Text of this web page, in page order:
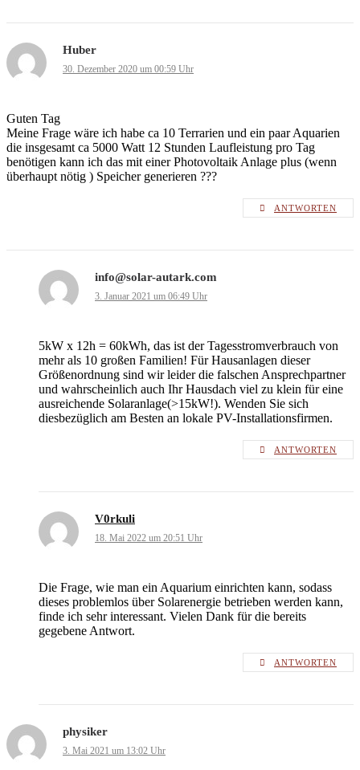
Huber
30. Dezember 2020 um 00:59 Uhr
Guten Tag
Meine Frage wäre ich habe ca 10 Terrarien und ein paar Aquarien
die insgesamt ca 5000 Watt 12 Stunden Laufleistung pro Tag
benötigen kann ich das mit einer Photovoltaik Anlage plus (wenn
überhaupt nötig ) Speicher generieren ???
ANTWORTEN
info@solar-autark.com
3. Januar 2021 um 06:49 Uhr
5kW x 12h = 60kWh, das ist der Tagesstromverbrauch von
mehr als 10 großen Familien! Für Hausanlagen dieser
Größenordnung sind wir leider die falschen Ansprechpartner
und wahrscheinlich auch Ihr Hausdach viel zu klein für eine
ausreichende Solaranlage(>15kW!). Wenden Sie sich
diesbezüglich am Besten an lokale PV-Installationsfirmen.
ANTWORTEN
V0rkuli
18. Mai 2022 um 20:51 Uhr
Die Frage, wie man ein Aquarium einrichten kann, sodass
dieses problemlos über Solarenergie betrieben werden kann,
finde ich sehr interessant. Vielen Dank für die bereits
gegebene Antwort.
ANTWORTEN
physiker
3. Mai 2021 um 13:02 Uhr